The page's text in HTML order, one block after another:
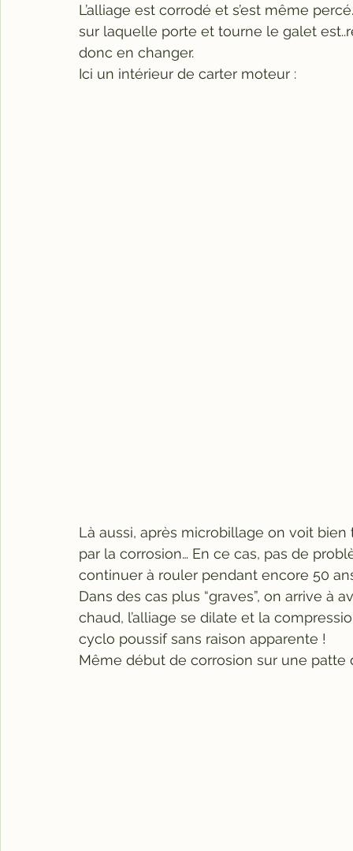
L’alliage est corrodé et s’est même
sur laquelle porte et tourne le galet
donc en changer.
Ici un intérieur de carter moteur :
Là aussi, après microbillage on voit
par la corrosion… En ce cas, pas de
continuer à rouler pendant encore 50
Dans des cas plus “graves”, on arrive à
chaud, l’alliage se dilate et la
cyclo poussif sans raison apparente !
Même début de corrosion sur une patte